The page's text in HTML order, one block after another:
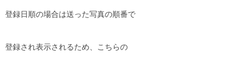
登録日順の場合は送った写真の順番で
登録され表示されるため、こちらの